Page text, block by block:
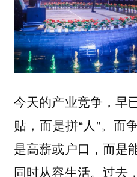
今天的产业竞争，早
贴，而是拼“人”。而
是高薪或户口，而是
同时从容生活。过去